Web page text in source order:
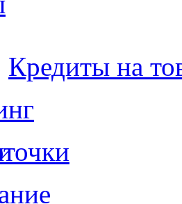
Кредиты на